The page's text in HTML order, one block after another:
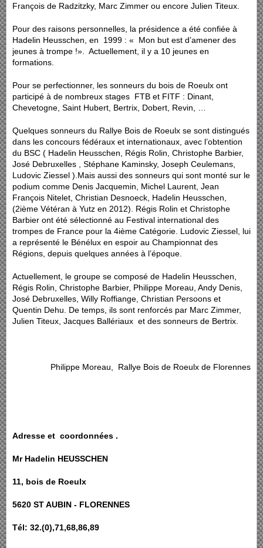
François de Radzitzky, Marc Zimmer ou encore Julien Titeux.
Pour des raisons personnelles, la présidence a été confiée à
Hadelin Heusschen, en 1999 : « Mon but est d’amener des
jeunes à trompe !». Actuellement, il y a 10 jeunes en
formations.
Pour se perfectionner, les sonneurs du bois de Roeulx ont
participé à de nombreux stages FTB et FITF : Dinant,
Chevetogne, Saint Hubert, Bertrix, Dobert, Revin, …
Quelques sonneurs du Rallye Bois de Roeulx se sont distingués
dans les concours fédéraux et internationaux, avec l’obtention
du BSC ( Hadelin Heusschen, Régis Rolin, Christophe Barbier,
José Debruxelles , Stéphane Kaminsky, Joseph Ceulemans,
Ludovic Ziessel ).Mais aussi des sonneurs qui sont monté sur le
podium comme Denis Jacquemin, Michel Laurent, Jean
François Nitelet, Christian Desnoeck, Hadelin Heusschen,
(2ième Vétéran à Yutz en 2012). Régis Rolin et Christophe
Barbier ont été sélectionné au Festival international des
trompes de France pour la 4ième Catégorie. Ludovic Ziessel, lui
a représenté le Bénélux en espoir au Championnat des
Régions, depuis quelques années à l’époque.
Actuellement, le groupe se composé de Hadelin Heusschen,
Régis Rolin, Christophe Barbier, Philippe Moreau, Andy Denis,
José Debruxelles, Willy Roffiange, Christian Persoons et
Quentin Dehu. De temps, ils sont renforcés par Marc Zimmer,
Julien Titeux, Jacques Ballériaux et des sonneurs de Bertrix.
Philippe Moreau, Rallye Bois de Roeulx de Florennes
Adresse et coordonnées .
Mr Hadelin HEUSSCHEN
11, bois de Roeulx
5620 ST AUBIN - FLORENNES
Tél: 32.(0),71,68,86,89